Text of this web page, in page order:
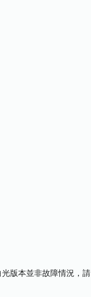
版本並非故障情況，請